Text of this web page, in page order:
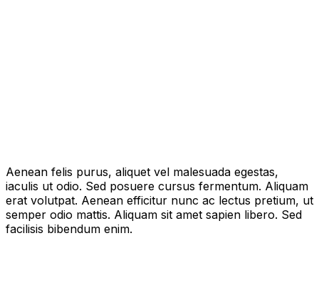
Aenean felis purus, aliquet vel malesuada egestas,
iaculis ut odio. Sed posuere cursus fermentum. Aliquam
erat volutpat. Aenean efficitur nunc ac lectus pretium, ut
semper odio mattis. Aliquam sit amet sapien libero. Sed
facilisis bibendum enim.